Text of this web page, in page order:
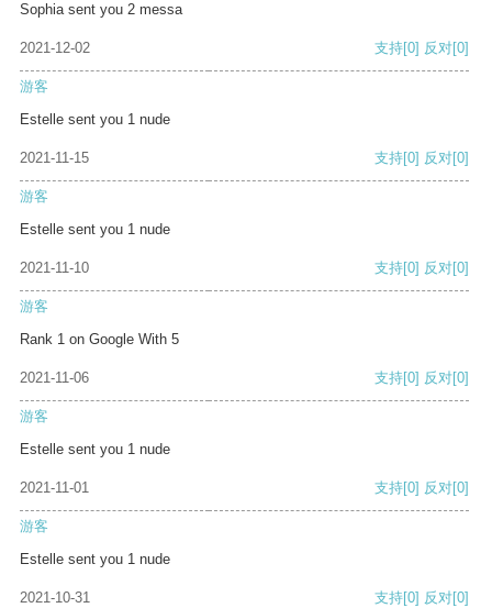
Sophia sent you 2 messa
2021-12-02 支持[0] 反对[0]
游客
Estelle sent you 1 nude
2021-11-15 支持[0] 反对[0]
游客
Estelle sent you 1 nude
2021-11-10 支持[0] 反对[0]
游客
Rank 1 on Google With 5
2021-11-06 支持[0] 反对[0]
游客
Estelle sent you 1 nude
2021-11-01 支持[0] 反对[0]
游客
Estelle sent you 1 nude
2021-10-31 支持[0] 反对[0]